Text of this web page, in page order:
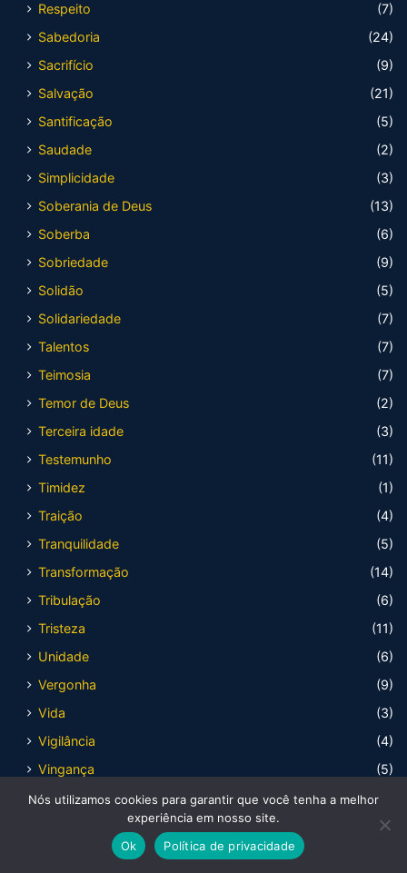
Respeito
(7)
Sabedoria
(24)
Sacrifício
(9)
Salvação
(21)
Santificação
(5)
Saudade
(2)
Simplicidade
(3)
Soberania de Deus
(13)
Soberba
(6)
Sobriedade
(9)
Solidão
(5)
Solidariedade
(7)
Talentos
(7)
Teimosia
(7)
Temor de Deus
(2)
Terceira idade
(3)
Testemunho
(11)
Timidez
(1)
Traição
(4)
Tranquilidade
(5)
Transformação
(14)
Tribulação
(6)
Tristeza
(11)
Unidade
(6)
Vergonha
(9)
Vida
(3)
Vigilância
(4)
Vingança
(5)
Visão
(10)
(1)
Nós utilizamos cookies para garantir que você tenha a melhor
experiência em nosso site.
Ok
Política de privacidade